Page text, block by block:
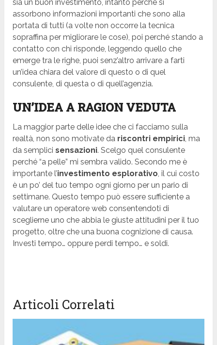
sia un buon investimento, intanto perché si
assorbono informazioni importanti che sono alla
portata di tutti (a volte non occorre la tecnica
sopraffina per migliorare le cose), poi perché stando a
contatto con chi risponde, leggendo quello che
emerge tra le righe, puoi senz’altro arrivare a farti
un’idea chiara del valore di questo o di quel
consulente, di questa o di quell’agenzia.
UN’IDEA A RAGION VEDUTA
La maggior parte delle idee che ci facciamo sulla
realtà, non sono motivate da riscontri empirici, ma
da semplicisensazioni. Scelgo quel consulente
perché “a pelle” mi sembra valido. Secondo me è
importante l’investimento esplorativo, il cui costo
è un po’ del tuo tempo ogni giorno per un pario di
settimane. Questo tempo può essere sufficiente a
valutare un operatore web consentendoti di
sceglierne uno che abbia le giuste attitudini per il tuo
progetto, oltre che una buona cognizione di causa.
Investi tempo… oppure perdi tempo… e soldi.
Articoli Correlati